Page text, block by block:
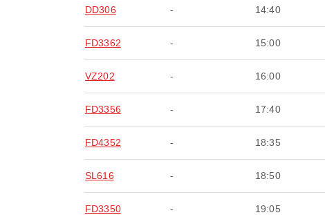
DD306 - 14:40
FD3362 - 15:00
VZ202 - 16:00
FD3356 - 17:40
FD4352 - 18:35
SL616 - 18:50
FD3350 - 19:05